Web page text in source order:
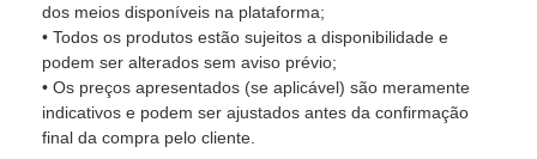
dos meios disponíveis na plataforma;
• Todos os produtos estão sujeitos a disponibilidade e
podem ser alterados sem aviso prévio;
• Os preços apresentados (se aplicável) são meramente
indicativos e podem ser ajustados antes da confirmação
final da compra pelo cliente.